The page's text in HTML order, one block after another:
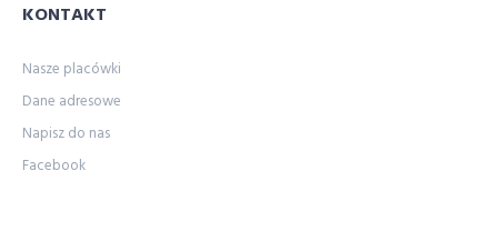
KONTAKT
Nasze placówki
Dane adresowe
Napisz do nas
Facebook